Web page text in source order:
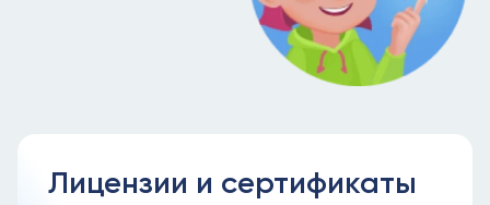
Лицензии и сертификаты